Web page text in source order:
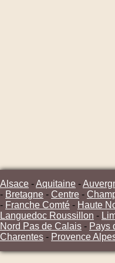
Alsace -Aquitaine -
- Bretagne - Centre -
- Franche Comté - Haute
Languedoc Roussillon -
Nord Pas de Calais - Pays
Charentes - Provence